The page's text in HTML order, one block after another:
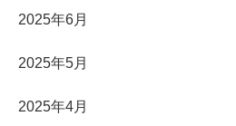
2025年6月
2025年5月
2025年4月